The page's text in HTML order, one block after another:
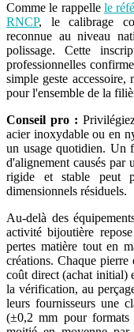
Comme le rappelle le
RNCP, le calibrage
reconnue au niveau
polissage. Cette
professionnelles
simple geste
pour l'ensemble de la
Conseil pro :
acier inoxydable ou en
un usage quotidien. Un
d'alignement causés
rigide et stable peut
dimensionnels résiduels.
Au-delà des
activité bijoutière
pertes matière tout en
créations. Chaque pierre
coût direct (achat initial)
la vérification, au
leurs fournisseurs une
(±0,2 mm pour